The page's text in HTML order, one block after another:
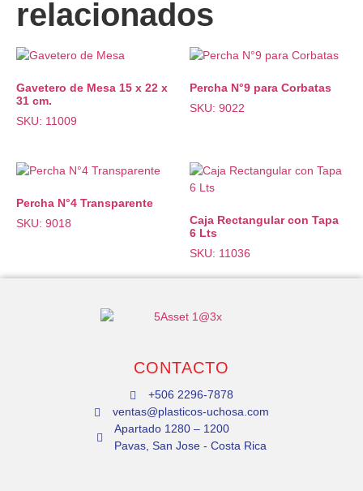
relacionados
Gavetero de Mesa 15 x 22 x
31 cm.
SKU: 11009
Percha N°9 para Corbatas
SKU: 9022
Percha N°4 Transparente
SKU: 9018
Caja Rectangular con Tapa
6 Lts
SKU: 11036
CONTACTO
+506 2296-7878
ventas@plasticos-uchosa.com
Apartado 1280 – 1200
Pavas, San Jose - Costa Rica